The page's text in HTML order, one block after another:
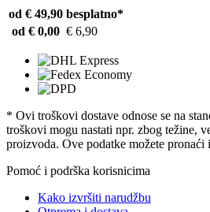
od € 49,90 besplatno*
od € 0,00 € 6,90
* Ovi troškovi dostave odnose se na
troškovi mogu nastati npr. zbog težine,
proizvoda. Ove podatke možete
Pomoć i podrška korisnicima
Kako izvršiti narudžbu